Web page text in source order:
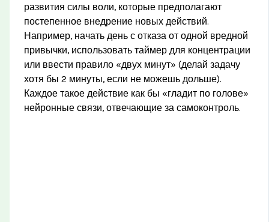
развития силы воли, которые предполагают
постепенное внедрение новых действий.
Например, начать день с отказа от одной вредной
привычки, использовать таймер для концентрации
или ввести правило «двух минут» (делай задачу
хотя бы 2 минуты, если не можешь дольше).
Каждое такое действие как бы «гладит по голове»
нейронные связи, отвечающие за самоконтроль.